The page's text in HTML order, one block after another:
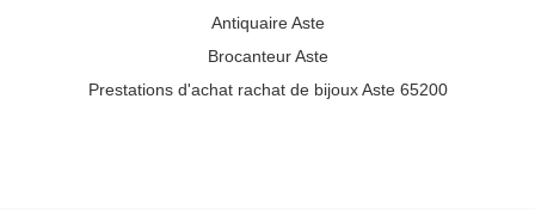
Antiquaire Aste
Brocanteur Aste
Prestations d'achat rachat de bijoux Aste 65200